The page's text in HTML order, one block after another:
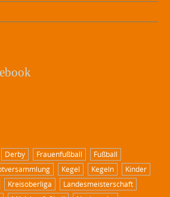
Derby Frauenfußball
Fußball
Kegel Kegeln
Kinder
Kreisoberliga
Landesmeisterschaft